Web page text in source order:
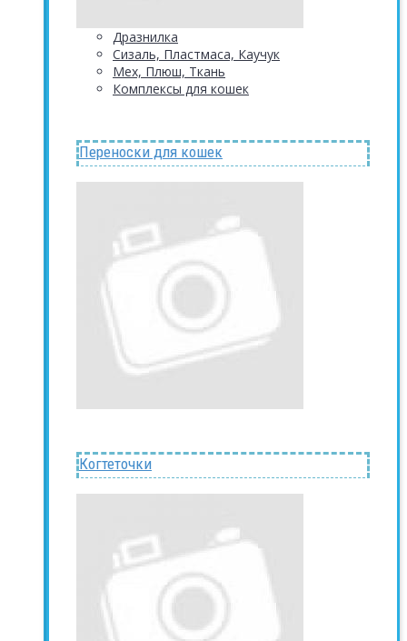
Дразнилка
Сизаль, Пластмаса, Каучук
Мех, Плюш, Ткань
Комплексы для кошек
Переноски для кошек
Когтеточки